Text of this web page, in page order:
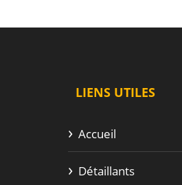
LIENS UTILES
Accueil
Détaillants